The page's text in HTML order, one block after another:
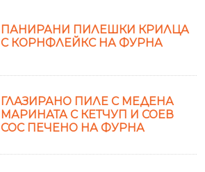
ПАНИРАНИ ПИЛЕШКИ КРИЛЦА
С КОРНФЛЕЙКС НА ФУРНА
ГЛАЗИРАНО ПИЛЕ С МЕДЕНА
МАРИНАТА С КЕТЧУП И СОЕВ
СОС ПЕЧЕНО НА ФУРНА